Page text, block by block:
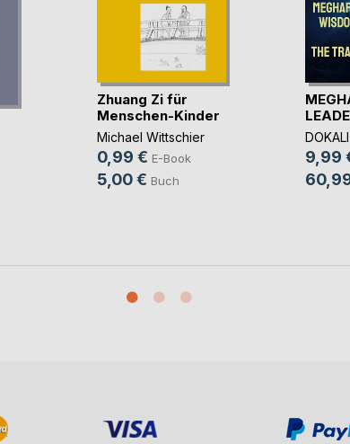
Zhuang Zi für
Menschen-Kinder
Michael Wittschier
0,99 € E-Book
5,00 € Buch
9,99